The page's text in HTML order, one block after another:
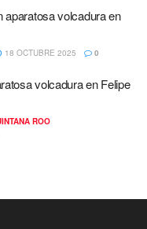
aparatosa volcadura en
18 OCTUBRE 2025 0
volcadura en Felipe
ROO